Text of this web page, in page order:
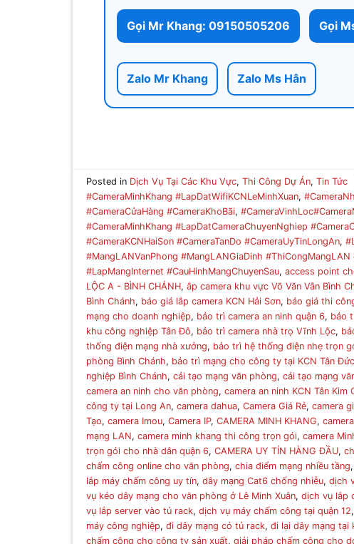
Gọi Mr Khang: 09150505206 Gọi
Zalo Mr Khang Zalo Ms Hân
Posted in Dịch Vụ Tại Các Khu Vực,Thi Công Dự Án,Tin Tức
#CameraMinhKhang #LapDatWifiKCNLeMinhXuan,
#CameraCửaHàng #CameraKhoBãi,
#CameraMinhKhang #LapDatCameraChuyenNghiep
#CameraKCNHaiSon #CameraTanDo #CameraUyTinLongAn,
#MangLANVanPhong #MangLANGiaDinh
#LapMangInternet #CauHinhMangChuyenSau,access point
LỘC A - BÌNH CHÁNH,ắp camera khu vực Võ Văn Vân Bình
Bình Chánh, báo giá lắp camera KCN Hải Sơn, báo giá thi
mạng cho doanh nghiệp, bảo trì camera an ninh quận 6, bảo
khu công nghiệp Tân Đô, bảo trì camera nhà trọ Vĩnh Lộc,
thống điện mạng nhà xưởng, bảo trì hệ thống điện nhẹ trọn
phòng Bình Chánh, bảo trì mạng cho công ty tại KCN Tân Đức
nghiệp Bình Chánh,cải tạo mạng văn phòng,cải tạo mạng
camera an ninh cho văn phòng,camera an ninh KCN Tân Kim
công ty tại Long An,camera dahua,Camera Giá Rẻ,camera
Tạo,camera Imou,Camera IP,CAMERA MINH KHANG,
mạng LAN,camera minh khang thi công trọn gói,camera
trọn gói cho nhà dân quận 6,CAMERA UY TÍN HÀNG ĐẦU,
chấm công online cho văn phòng,chia điểm mạng nhiều tầng
lắp máy chấm công uy tín,dây mạng Cat6 chống nhiễu,dịch
vụ kéo dây mạng cho văn phòng ở Lê Minh Xuân,dịch vụ lắp
vụ lắp server vào tủ rack,dịch vụ máy chấm công tại quận 12
máy công nghiệp,đi dây mạng có tủ rack,đi lại dây mạng tại
chấm công cho công ty sản xuất,giải pháp chấm công cho